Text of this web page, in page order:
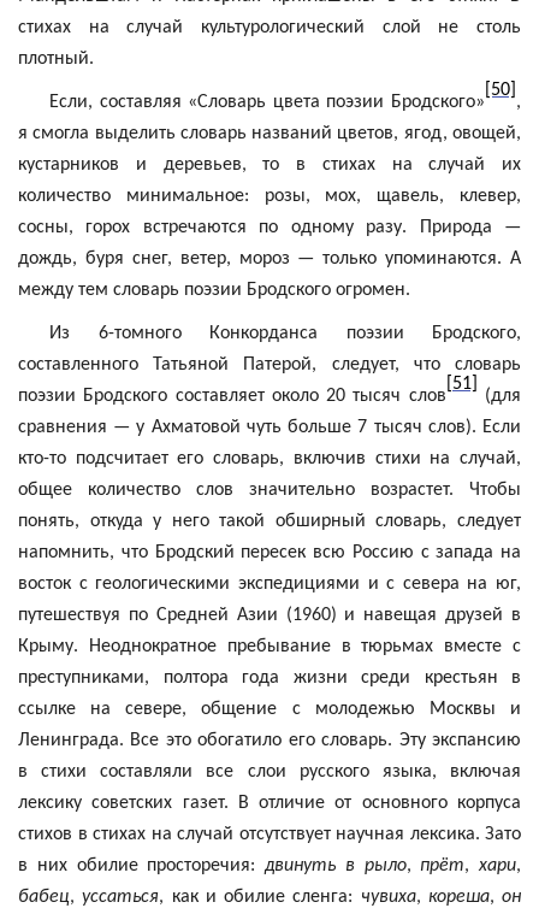
стихах на случай культурологический слой не столь
плотный.
Если, составляя «Словарь цвета поэзии Бродского»
[50]
,
я смогла выделить словарь названий цветов, ягод, овощей,
кустарников и деревьев, то в стихах на случай их
количество минимальное: розы, мох, щавель, клевер,
сосны, горох встречаются по одному разу. Природа —
дождь, буря снег, ветер, мороз — только упоминаются. А
между тем словарь поэзии Бродского огромен.
Из 6-томного Конкорданса поэзии Бродского,
составленного Татьяной
Патерой, следует, что словарь
поэзии Бродского составляет около 20 тысяч слов
[51]
(для
сравнения — у Ахматовой чуть больше 7 тысяч слов). Если
кто-то подсчитает его словарь, включив стихи на случай,
общее количество слов значительно возрастет. Чтобы
понять, откуда у него такой обширный словарь, следует
напомнить, что Бродский пересек всю Россию с запада на
восток с геологическими экспедициями и с севера на юг,
путешествуя по Средней Азии (1960) и навещая друзей в
Крыму. Неоднократное пребывание в тюрьмах вместе с
преступниками, полтора года жизни среди крестьян в
ссылке на севере, общение с молодежью Москвы и
Ленинграда. Все это обогатило его словарь. Эту экспансию
в стихи составляли все слои русского языка, включая
лексику советских газет. В отличие от основного корпуса
стихов в стихах на случай отсутствует научная лексика. Зато
в них обилие просторечия: двинуть в рыло, прёт, хари,
бабец,уссаться, как и обилие сленга: чувиха, кореша, он